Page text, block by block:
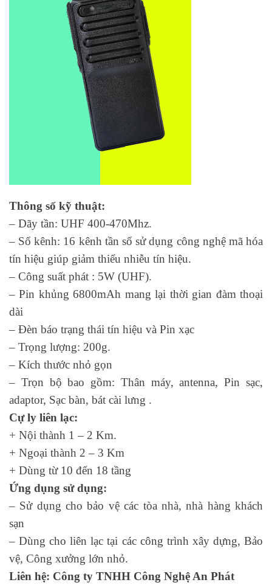
Thông số kỹ thuật:
– Dãy tần: UHF 400-470Mhz.
– Số kênh: 16 kênh tần số sử dụng công nghệ mã hóa
tín hiệu giúp giảm thiểu nhiễu tín hiệu.
– Công suất phát : 5W (UHF).
– Pin khủng 6800mAh mang lại thời gian đàm thoại
dài
– Đèn báo trạng thái tín hiệu và Pin xạc
– Trọng lượng: 200g.
– Kích thước nhỏ gọn
– Trọn bộ bao gồm: Thân máy, antenna, Pin sạc,
adaptor, Sạc bàn, bát cài lưng .
Cự ly liên lạc:
+ Nội thành 1 – 2 Km.
+ Ngoại thành 2 – 3 Km
+ Dùng từ 10 đến 18 tầng
Ứng dụng sử dụng:
– Sử dụng cho bảo vệ các tòa nhà, nhà hàng khách
sạn
– Dùng cho liên lạc tại các công trình xây dựng, Bảo
vệ, Công xưởng lớn nhỏ.
Liên hệ: Công ty TNHH Công Nghệ An Phát